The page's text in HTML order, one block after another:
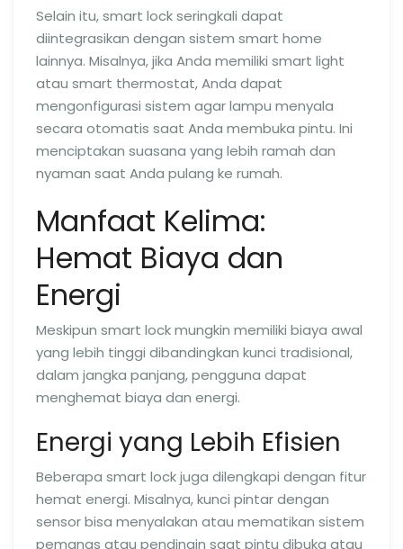
Selain itu, smart lock seringkali dapat
diintegrasikan dengan sistem smart home
lainnya. Misalnya, jika Anda memiliki smart light
atau smart thermostat, Anda dapat
mengonfigurasi sistem agar lampu menyala
secara otomatis saat Anda membuka pintu. Ini
menciptakan suasana yang lebih ramah dan
nyaman saat Anda pulang ke rumah.
Manfaat Kelima:
Hemat Biaya dan
Energi
Meskipun smart lock mungkin memiliki biaya awal
yang lebih tinggi dibandingkan kunci tradisional,
dalam jangka panjang, pengguna dapat
menghemat biaya dan energi.
Energi yang Lebih Efisien
Beberapa smart lock juga dilengkapi dengan fitur
hemat energi. Misalnya, kunci pintar dengan
sensor bisa menyalakan atau mematikan sistem
pemanas atau pendingin saat pintu dibuka atau